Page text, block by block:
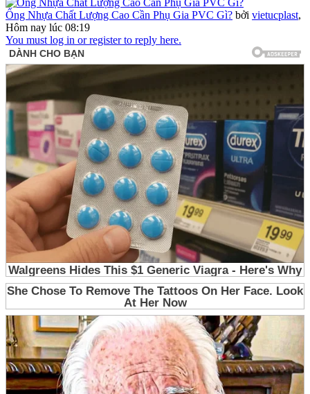
Ống Nhựa Chất Lượng Cao Cần Phụ Gia PVC Gì? bởi vietucplast,
Hôm nay lúc 08:19
You must log in or register to reply here.